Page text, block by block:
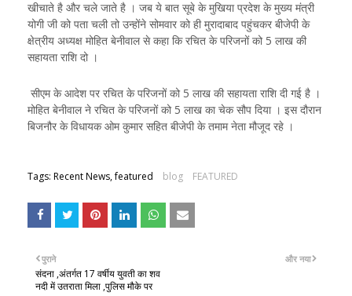
खीचाते है और चले जाते है । जब ये बात सूबे के मुखिया प्रदेश के मुख्य मंत्री
योगी जी को पता चली तो उन्होंने सोमवार को ही मुरादाबाद पहुंचकर बीजेपी के
क्षेत्रीय अध्यक्ष मोहित बेनीवाल से कहा कि रचित के परिजनों को 5 लाख की
सहायता राशि दो ।
सीएम के आदेश पर रचित के परिजनों को 5 लाख की सहायता राशि दी गई है ।
मोहित बेनीवाल ने रचित के परिजनों को 5 लाख का चेक सौप दिया । इस दौरान
बिजनौर के विधायक ओम कुमार सहित बीजेपी के तमाम नेता मौजूद रहे ।
Tags: Recent News, featured blog FEATURED
और नया
पुराने
संदना ,अंतर्गत 17 वर्षीय युवती का शव
नदी में उतराता मिला ,पुलिस मौके पर